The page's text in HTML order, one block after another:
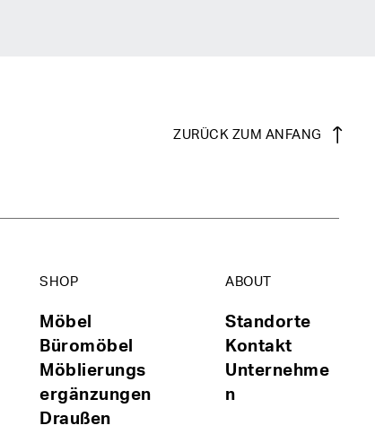
ZURÜCK ZUM ANFANG
SHOP
Möbel
Büromöbel
Möblierungs
ergänzungen
Draußen
ABOUT
Standorte
Kontakt
Unternehme
n